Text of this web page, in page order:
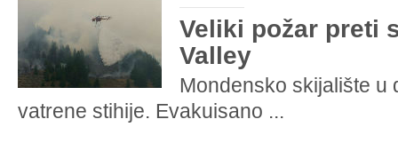
Veliki požar preti
Valley
Mondensko skijalište u
vatrene stihije. Evakuisano ...